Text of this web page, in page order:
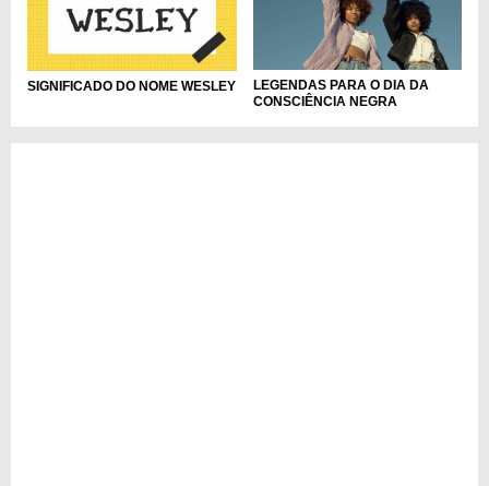
SIGNIFICADO DO NOME WESLEY
LEGENDAS PARA O DIA DA
CONSCIÊNCIA NEGRA